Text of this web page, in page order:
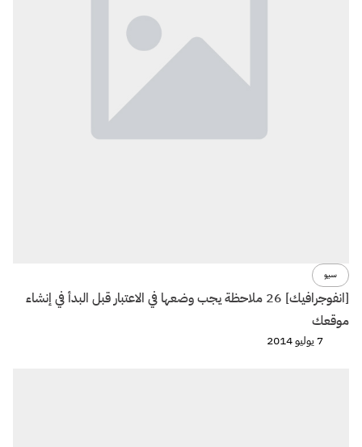
سيو
[انفوجرافيك] 26 ملاحظة يجب وضعها في الاعتبار قبل البدأ في إنشاء
موقعك
7 يوليو 2014